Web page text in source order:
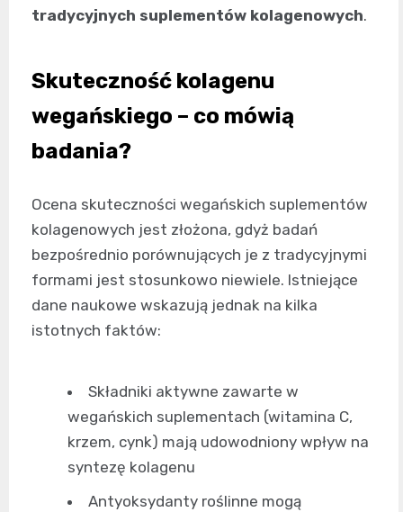
tradycyjnych suplementów kolagenowych.
Skuteczność kolagenu
wegańskiego – co mówią
badania?
Ocena skuteczności wegańskich suplementów
kolagenowych jest złożona, gdyż badań
bezpośrednio porównujących je z tradycyjnymi
formami jest stosunkowo niewiele. Istniejące
dane naukowe wskazują jednak na kilka
istotnych faktów:
Składniki aktywne zawarte w
wegańskich suplementach (witamina C,
krzem, cynk) mają udowodniony wpływ na
syntezę kolagenu
Antyoksydanty roślinne mogą